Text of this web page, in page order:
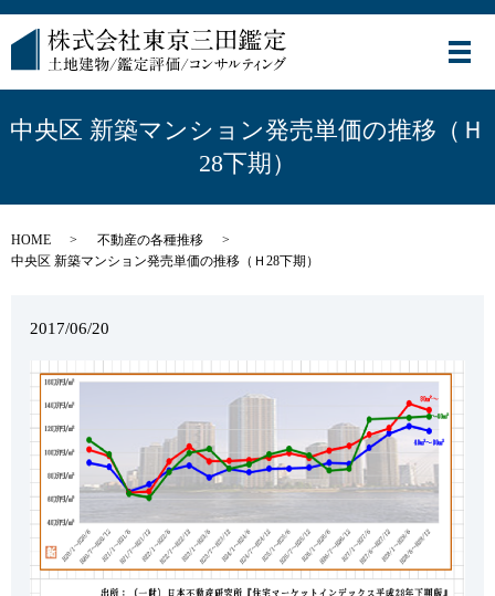
メ
中央区 新築マンション発売単価の推移（Ｈ
28下期）
HOME
不動産の各種推移
中央区 新築マンション発売単価の推移（Ｈ28下期）
2017/06/20